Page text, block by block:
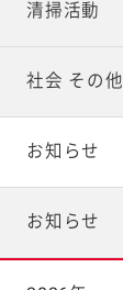
清掃活動
社会 その他
お知らせ
お知らせ